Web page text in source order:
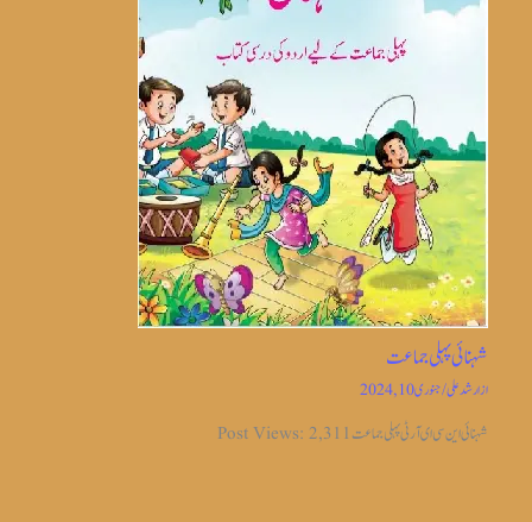
شہنائی پہلی جماعت
ازارشد علی/جنوری 10, 2024
شہنائی این سی ای آر ٹی پہلی جماعت Post Views: 2,311